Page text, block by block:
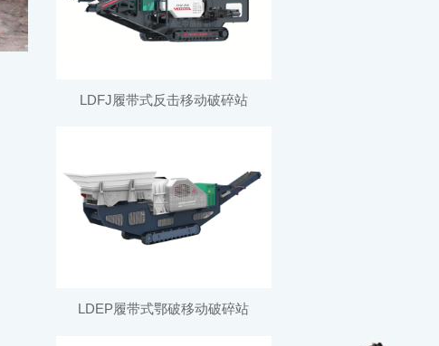
LDFJ履带式反击移动破碎站
LDEP履带式鄂破移动破碎站